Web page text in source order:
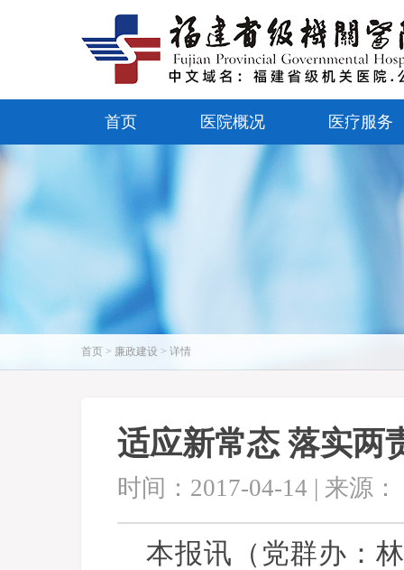
首页 医院概况 医疗服务
首页 > 廉政建设 > 详情
适应新常态 落实两
时间：2017-04-14 | 来源
本报讯（党群办：